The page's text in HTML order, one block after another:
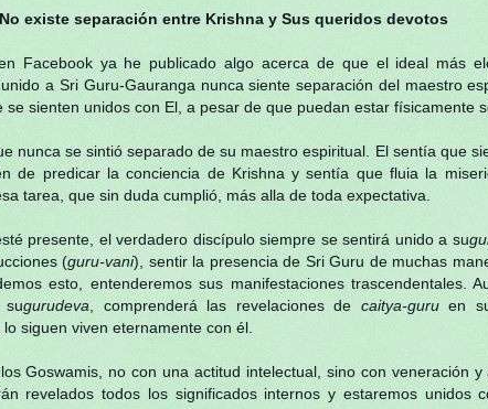
existe separación entre Krishna y Sus queridos devotos
Facebook ya he publicado algo acerca de que el ideal más
a Sri Guru-Gauranga nunca siente separación del maestro
se sienten unidos con El, a pesar de que puedan estar físicamente
nunca se sintió separado de su maestro espiritual. El sentía que
de predicar la conciencia de Krishna y sentía que fluia la
tarea, que sin duda cumplió, más alla de toda expectativa.
presente, el verdadero discípulo siempre se sentirá unido a su
(guru-vani), sentir la presencia de Sri Guru de muchas
esto, entenderemos sus manifestaciones trascendentales.
sugurudeva , comprenderá las revelaciones de caitya-guruen su
siguen viven eternamente con él.
Goswamis, no con una actitud intelectual, sino con veneración
revelados todos los significados internos y estaremos unidos